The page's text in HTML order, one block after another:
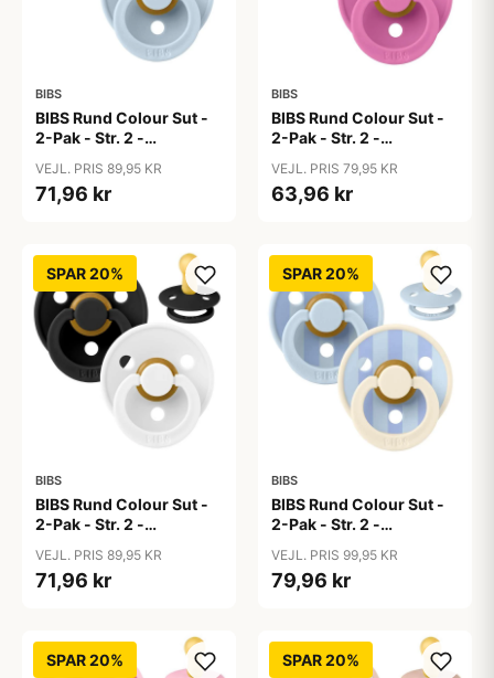
BIBS
BIBS Rund Colour Sut -
2-Pak - Str. 2 -
Blue/Baby Blue
VEJL. PRIS 89,95 KR
71,96 kr
BIBS
BIBS Rund Colour Sut -
2-Pak - Str. 2 -
Pink/Bubblegum
VEJL. PRIS 79,95 KR
63,96 kr
SPAR 20%
BIBS
BIBS Rund Colour Sut -
2-Pak - Str. 2 -
Black/White
VEJL. PRIS 89,95 KR
71,96 kr
SPAR 20%
BIBS
BIBS Rund Colour Sut -
2-Pak - Str. 2 -
Studio - Baby Blue/Dusty
Blue Mix
VEJL. PRIS 99,95 KR
79,96 kr
SPAR 20% SPAR 20%